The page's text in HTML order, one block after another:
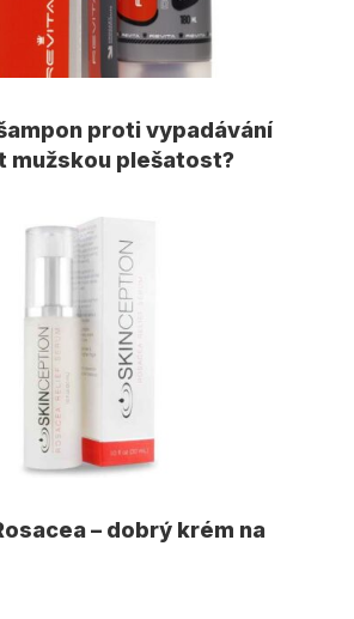
proti vypadávání
mužskou plešatost?
– dobrý krém na